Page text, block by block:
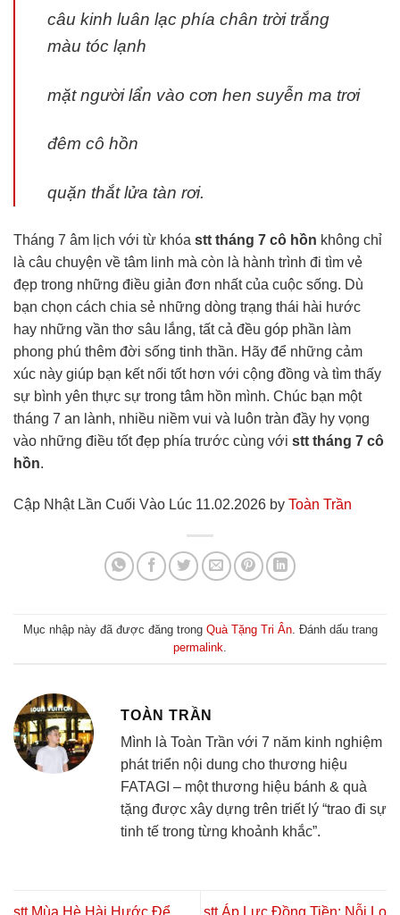
câu kinh luân lạc phía chân trời trắng
màu tóc lạnh
mặt người lẩn vào cơn hen suyễn ma trơi
đêm cô hồn
quặn thắt lửa tàn rơi.
Tháng 7 âm lịch với từ khóa stt tháng 7 cô hồn không chỉ
là câu chuyện về tâm linh mà còn là hành trình đi tìm vẻ
đẹp trong những điều giản đơn nhất của cuộc sống. Dù
bạn chọn cách chia sẻ những dòng trạng thái hài hước
hay những vần thơ sâu lắng, tất cả đều góp phần làm
phong phú thêm đời sống tinh thần. Hãy để những cảm
xúc này giúp bạn kết nối tốt hơn với cộng đồng và tìm thấy
sự bình yên thực sự trong tâm hồn mình. Chúc bạn một
tháng 7 an lành, nhiều niềm vui và luôn tràn đầy hy vọng
vào những điều tốt đẹp phía trước cùng với stt tháng 7 cô
hồn.
Cập Nhật Lần Cuối Vào Lúc 11.02.2026 by Toàn Trần
Mục nhập này đã được đăng trong Quà Tặng Tri Ân. Đánh dấu trang
permalink
TOÀN TRẦN
Mình là Toàn Trần với 7 năm kinh nghiệm
phát triển nội dung cho thương hiệu
FATAGI – một thương hiệu bánh & quà
tặng được xây dựng trên triết lý “trao đi sự
tinh tế trong từng khoảnh khắc”.